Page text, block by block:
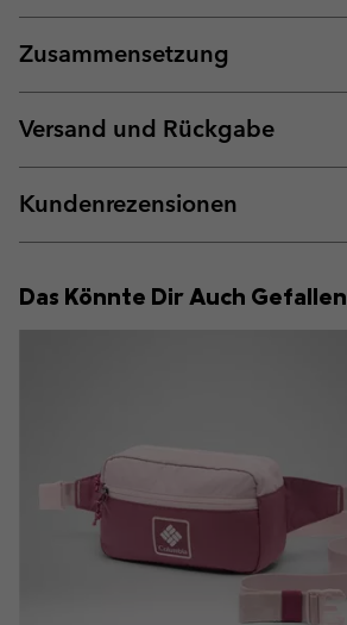
Zusammensetzung
Versand und Rückgabe
Kundenrezensionen
Das Könnte Dir Auch Gefallen